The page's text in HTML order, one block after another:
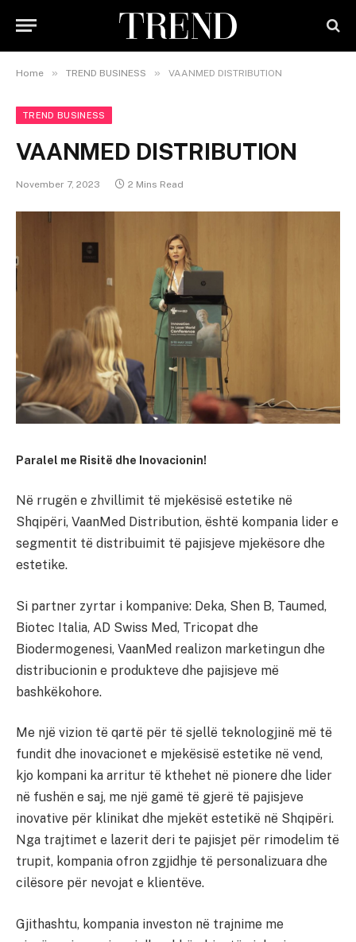
Home » TREND BUSINESS » VAANMED DISTRIBUTION
TREND BUSINESS
VAANMED DISTRIBUTION
November 7, 2023 2 Mins Read
Paralel me Risitë dhe Inovacionin!
Në rrugën e zhvillimit të mjekësisë estetike në
Shqipëri, VaanMed Distribution, është kompania lider e
segmentit të distribuimit të pajisjeve mjekësore dhe
estetike.
Si partner zyrtar i kompanive: Deka, Shen B, Taumed,
Biotec Italia, AD Swiss Med, Tricopat dhe
Biodermogenesi, VaanMed realizon marketingun dhe
distribucionin e produkteve dhe pajisjeve më
bashkëkohore.
Me një vizion të qartë për të sjellë teknologjinë më të
fundit dhe inovacionet e mjekësisë estetike në vend,
kjo kompani ka arritur të kthehet në pionere dhe lider
në fushën e saj, me një gamë të gjerë të pajisjeve
inovative për klinikat dhe mjekët estetikë në Shqipëri.
Nga trajtimet e lazerit deri te pajisjet për rimodelim të
trupit, kompania ofron zgjidhje të personalizuara dhe
cilësore për nevojat e klientëve.
Gjithashtu, kompania investon në trajnime me